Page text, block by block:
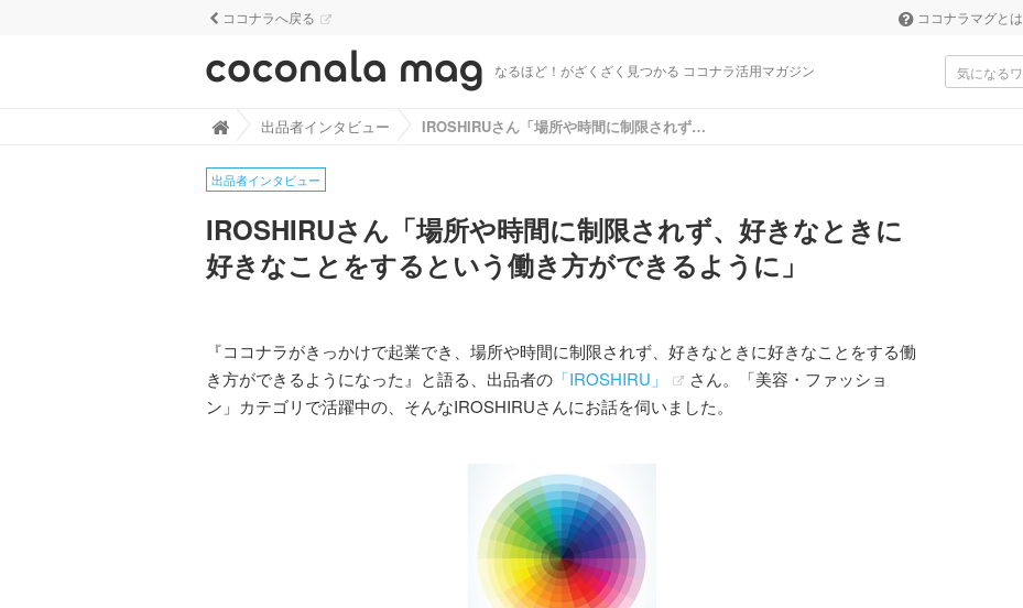
ココナラへ戻る ココナラマグとは
なるほど！がざくざく見つかる ココナラ活用マガジン
ココナラマグ - なるほど！がざくざく見つかる ココナラ活用マガジン
出品者インタビュー IROSHIRUさん「場所や時間に制限されず、好きなときに好きなことをするという働き方ができるように」
出品者インタビュー
IROSHIRUさん「場所や時間に制限されず、好きなときに
好きなことをするという働き方ができるように」
『ココナラがきっかけで起業でき、場所や時間に制限されず、好きなときに好きなことをする働
き方ができるようになった』と語る、出品者の 「IROSHIRU」
さん。「美容・ファッショ
ン」カテゴリで活躍中の、そんなIROSHIRUさんにお話を伺いました。